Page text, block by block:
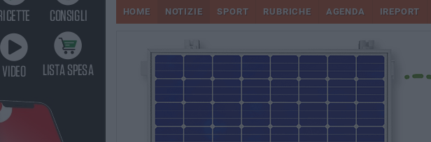
HOME NOTIZIE SPORT RUBRICHE AGENDA IREPORT